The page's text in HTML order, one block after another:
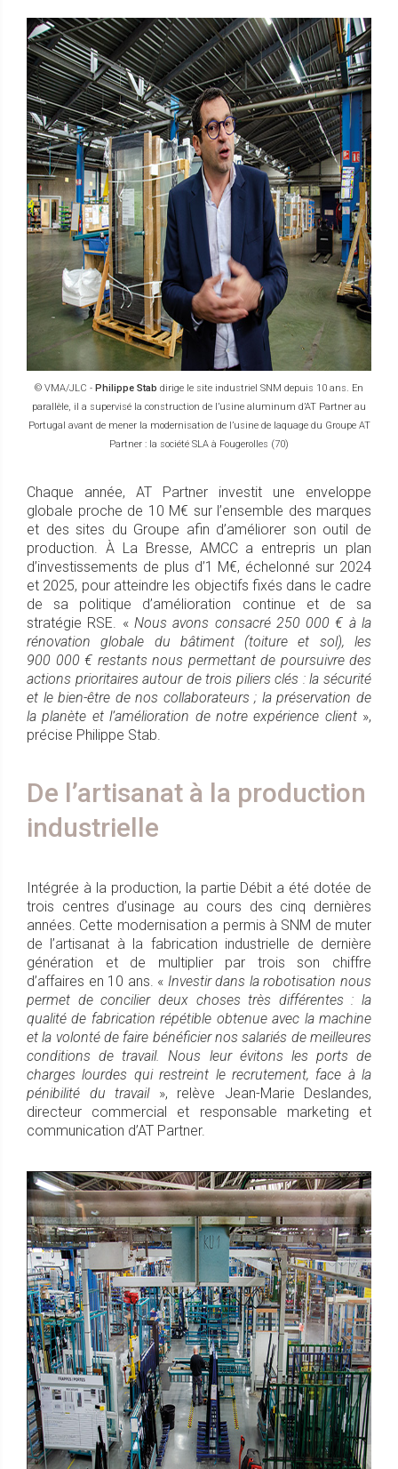
© VMA/JLC - Philippe Stab dirige le site industriel SNM depuis 10 ans. En
parallèle, il a supervisé la construction de l’usine aluminum d’AT Partner au
Portugal avant de mener la modernisation de l’usine de laquage du Groupe AT
Partner : la société SLA à Fougerolles (70)
Chaque année, AT Partner investit une enveloppe
globale proche de 10 M€ sur l’ensemble des marques
et des sites du Groupe afin d’améliorer son outil de
production. À La Bresse, AMCC a entrepris un plan
d’investissements de plus d’1 M€, échelonné sur 2024
et 2025, pour atteindre les objectifs fixés dans le cadre
de sa politique d’amélioration continue et de sa
stratégie RSE. « Nous avons consacré 250 000 € à la
rénovation globale du bâtiment (toiture et sol), les
900 000 € restants nous permettant de poursuivre des
actions prioritaires autour de trois piliers clés : la sécurité
et le bien-être de nos collaborateurs ; la préservation de
la planète et l’amélioration de notre expérience client »,
précise Philippe Stab.
De l’artisanat à la production
industrielle
Intégrée à la production, la partie Débit a été dotée de
trois centres d’usinage au cours des cinq dernières
années. Cette modernisation a permis à SNM de muter
de l’artisanat à la fabrication industrielle de dernière
génération et de multiplier par trois son chiffre
d’affaires en 10 ans. « Investir dans la robotisation nous
permet de concilier deux choses très différentes : la
qualité de fabrication répétible obtenue avec la machine
et la volonté de faire bénéficier nos salariés de meilleures
conditions de travail. Nous leur évitons les ports de
charges lourdes qui restreint le recrutement, face à la
pénibilité du travail », relève Jean-Marie Deslandes,
directeur commercial et responsable marketing et
communication d’AT Partner.